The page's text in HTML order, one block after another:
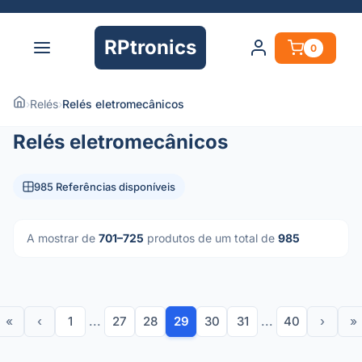
RPtronics 0
›Relés›Relés eletromecânicos
Relés eletromecânicos
985 Referências disponíveis
A mostrar de 701–725 produtos de um total de 985
« ‹ 1 ... 27 28 29 30 31 ... 40 › »